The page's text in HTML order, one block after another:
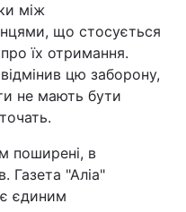
між
що стосується
їх отримання.
цю заборону,
не мають бути
поширені, в
Газета "Аліа"
єдиним